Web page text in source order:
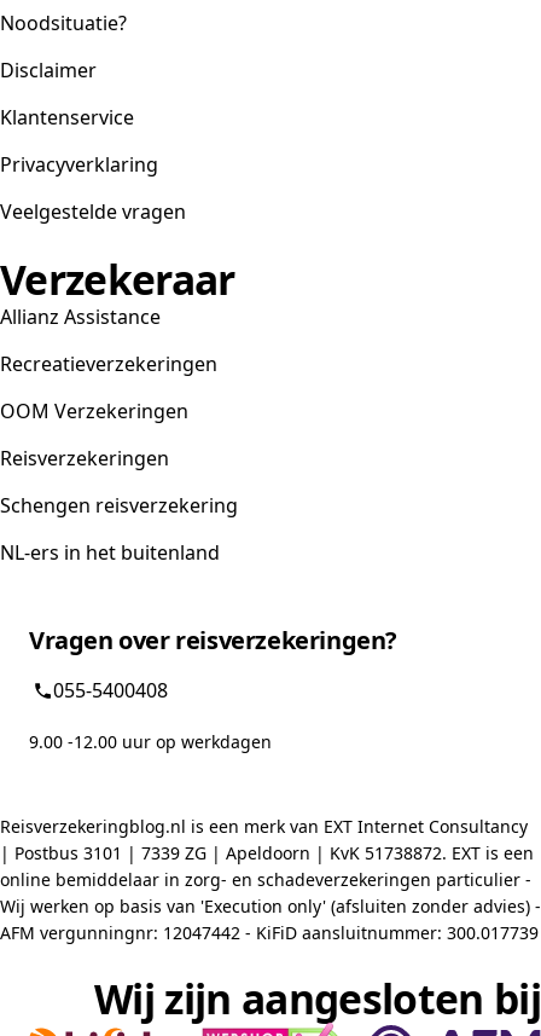
Noodsituatie?
Disclaimer
Klantenservice
Privacyverklaring
Veelgestelde vragen
Verzekeraar
Allianz Assistance
Recreatieverzekeringen
OOM Verzekeringen
Reisverzekeringen
Schengen reisverzekering
NL-ers in het buitenland
Vragen over reisverzekeringen?
055-5400408
9.00 -12.00 uur op werkdagen
Reisverzekeringblog.nl is een merk van EXT Internet Consultancy
| Postbus 3101 | 7339 ZG | Apeldoorn | KvK 51738872. EXT is een
online bemiddelaar in zorg- en schadeverzekeringen particulier -
Wij werken op basis van 'Execution only' (afsluiten zonder advies) -
AFM vergunningnr: 12047442 - KiFiD aansluitnummer: 300.017739
Wij zijn aangesloten bij